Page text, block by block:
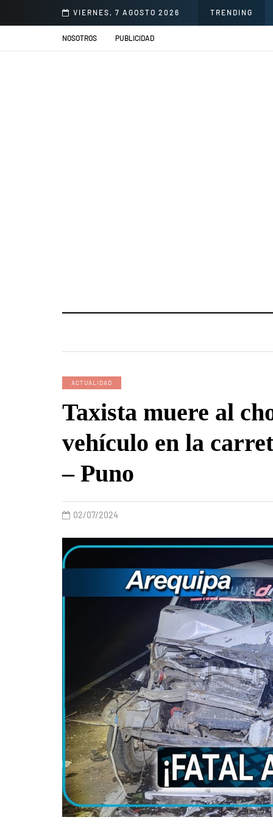
VIERNES, 7 AGOSTO 2026 TRENDING
se presentarán en el Jardín de la Cerveza Arequipeña
NOSOTROS PUBLICIDAD
ACTUALIDAD
Taxista muere al
vehículo en la
– Puno
02/07/2024